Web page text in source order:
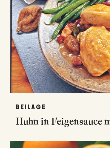
BEILAGE
Huhn in Feigensauce